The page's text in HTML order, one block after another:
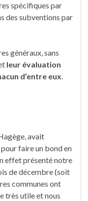
spécifiques par
des subventions par
généraux, sans
leur évaluation
d’entre eux.
avait
faire un bond en
effet présenté notre
de décembre (soit
communes ont
très utile et nous